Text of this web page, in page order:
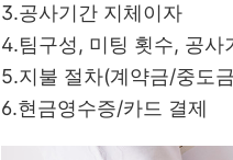
3.공사기간 지체이자
4.팀구성, 미팅 횟수, 공사
5.지불 절차(계약금/중도
6.현금영수증/카드 결제